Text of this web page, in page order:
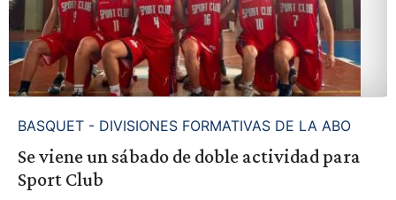
BASQUET - DIVISIONES FORMATIVAS DE LA ABO
Se viene un sábado de doble actividad para
Sport Club